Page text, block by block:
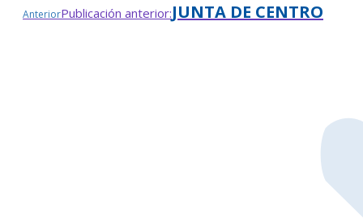
AnteriorPublicación anterior:JUNTA DE CENTRO